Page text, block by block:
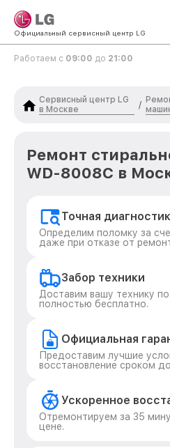
Официальный сервисный центр LG
Работаем с 09:00 до 21:00
Сервисный центр LG
в Москве
/
Ремонт
WD-8008C в
Точная
Определим поломку за
даже при отказе от
Забор техники
Доставим вашу технику
полностью бесплатно.
Официальная
Предоставим лучшие
восстановление сроком
Ускоренное
Отремонтируем за 35
цене.